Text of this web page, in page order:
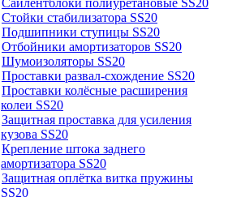
Сайлентблоки полиуретановые SS20
Стойки стабилизатора SS20
Подшипники ступицы SS20
Отбойники амортизаторов SS20
Шумоизоляторы SS20
Проставки развал-схождение SS20
Проставки колёсные расширения
колеи SS20
Защитная проставка для усиления
кузова SS20
Крепление штока заднего
амортизатора SS20
Защитная оплётка витка пружины
SS20